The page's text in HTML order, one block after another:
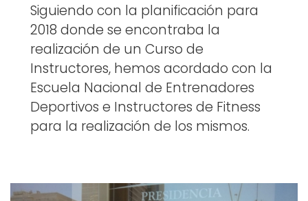
Siguiendo con la planificación para
2018 donde se encontraba la
realización de un Curso de
Instructores, hemos acordado con la
Escuela Nacional de Entrenadores
Deportivos e Instructores de Fitness
para la realización de los mismos.